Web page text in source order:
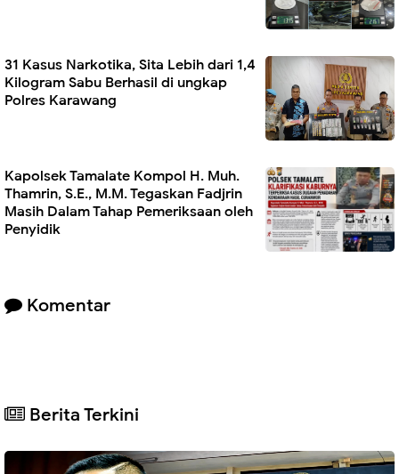
31 Kasus Narkotika, Sita Lebih dari 1,4
Kilogram Sabu Berhasil di ungkap
Polres Karawang
Kapolsek Tamalate Kompol H. Muh.
Thamrin, S.E., M.M. Tegaskan Fadjrin
Masih Dalam Tahap Pemeriksaan oleh
Penyidik
Komentar
Berita Terkini